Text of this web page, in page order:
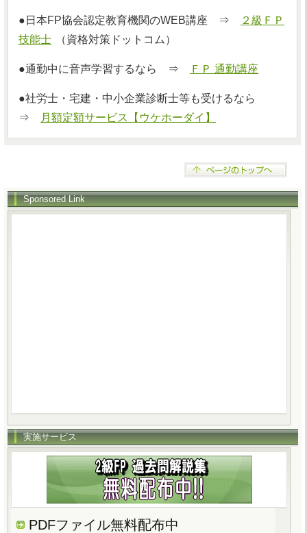
●日本FP協会認定教育機関のWEB講座 ⇒
２級ＦＰ
技能士
（資格対策ドットコム）
●通勤中に音声学習するなら ⇒ ＦＰ 通勤講座
●社労士・宅建・中小企業診断士等も受けるなら
⇒
月額定額サービス【ウケホーダイ】
Sponsored Link
実施サービス
PDFファイル無料配布中